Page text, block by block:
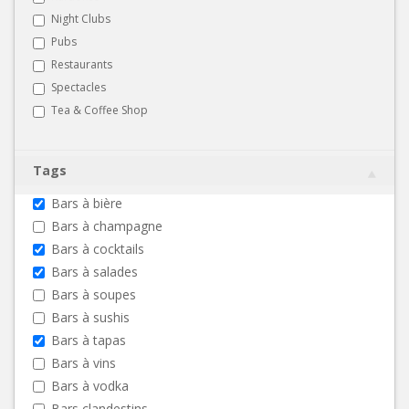
Night Clubs
Pubs
Restaurants
Spectacles
Tea & Coffee Shop
Tags
Bars à bière
Bars à champagne
Bars à cocktails
Bars à salades
Bars à soupes
Bars à sushis
Bars à tapas
Bars à vins
Bars à vodka